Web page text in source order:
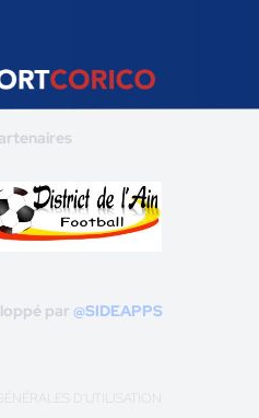
par @SIDEAPPS
D'UTILISATION